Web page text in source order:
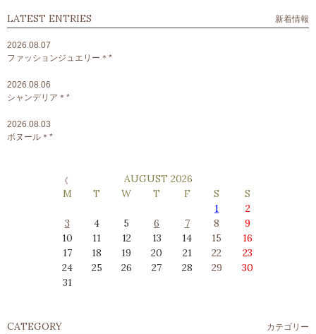
LATEST ENTRIES 新着情報
2026.08.07
ファッションジュエリー＊*
2026.08.06
シャンデリア＊*
2026.08.03
ボヌール＊*
AUGUST 2026
M
T W T F S
S
1
2
3
4 5 6 7 8
9
10
11 12 13 14 15
16
17
18 19 20 21 22
23
24
25 26 27 28 29
30
31
CATEGORY カテゴリー